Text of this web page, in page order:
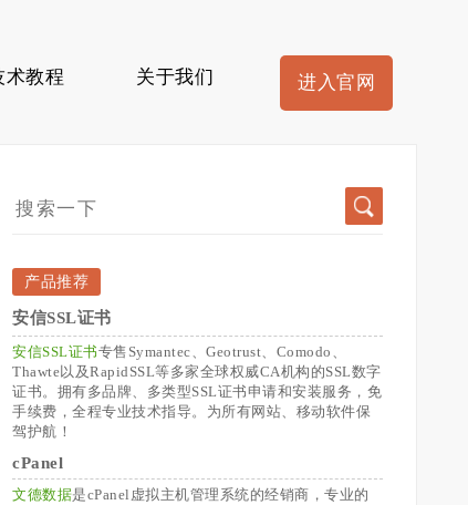
术教程 关于我们 进入官网
产品推荐
安信SSL证书
安信SSL证书专售Symantec、Geotrust、Comodo、
Thawte以及RapidSSL等多家全球权威CA机构的SSL数字
证书。拥有多品牌、多类型SSL证书申请和安装服务，免
手续费，全程专业技术指导。为所有网站、移动软件保
驾护航！
cPanel
文德数据是cPanel虚拟主机管理系统的经销商，专业的